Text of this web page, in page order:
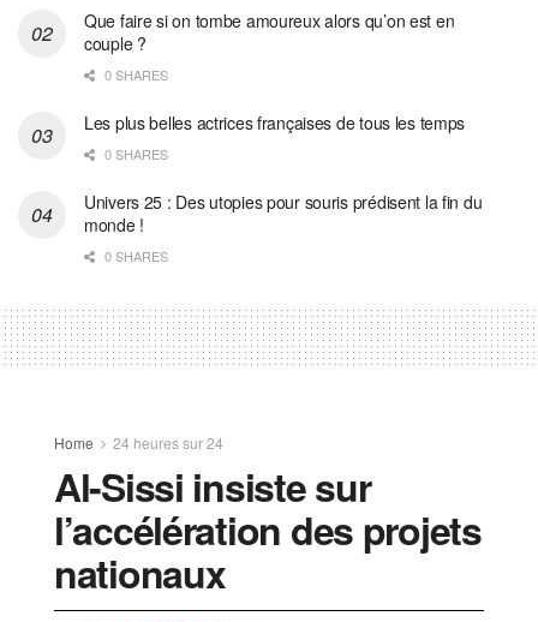
Que faire si on tombe amoureux alors qu’on est en
couple ?
0 SHARES
Les plus belles actrices françaises de tous les temps
0 SHARES
Univers 25 : Des utopies pour souris prédisent la fin du
monde !
0 SHARES
Home 24 heures sur 24
Al-Sissi insiste sur
l’accélération des projets
nationaux